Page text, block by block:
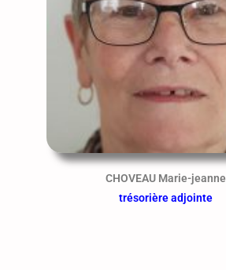
CHOVEAU Marie-jeanne
trésorière adjointe